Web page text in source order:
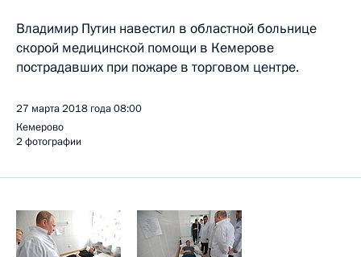
Владимир Путин навестил в областной больнице
скорой медицинской помощи в Кемерове
пострадавших при пожаре в торговом центре.
27 марта 2018 года08:00
Кемерово
2 фотографии